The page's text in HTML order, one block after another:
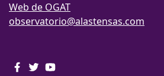
Web de OGAT
observatorio@alastensas.com